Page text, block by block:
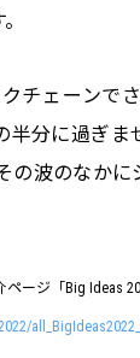
チェーンで
半分に過ぎま
の波のなかに
ージ「Big Ideas